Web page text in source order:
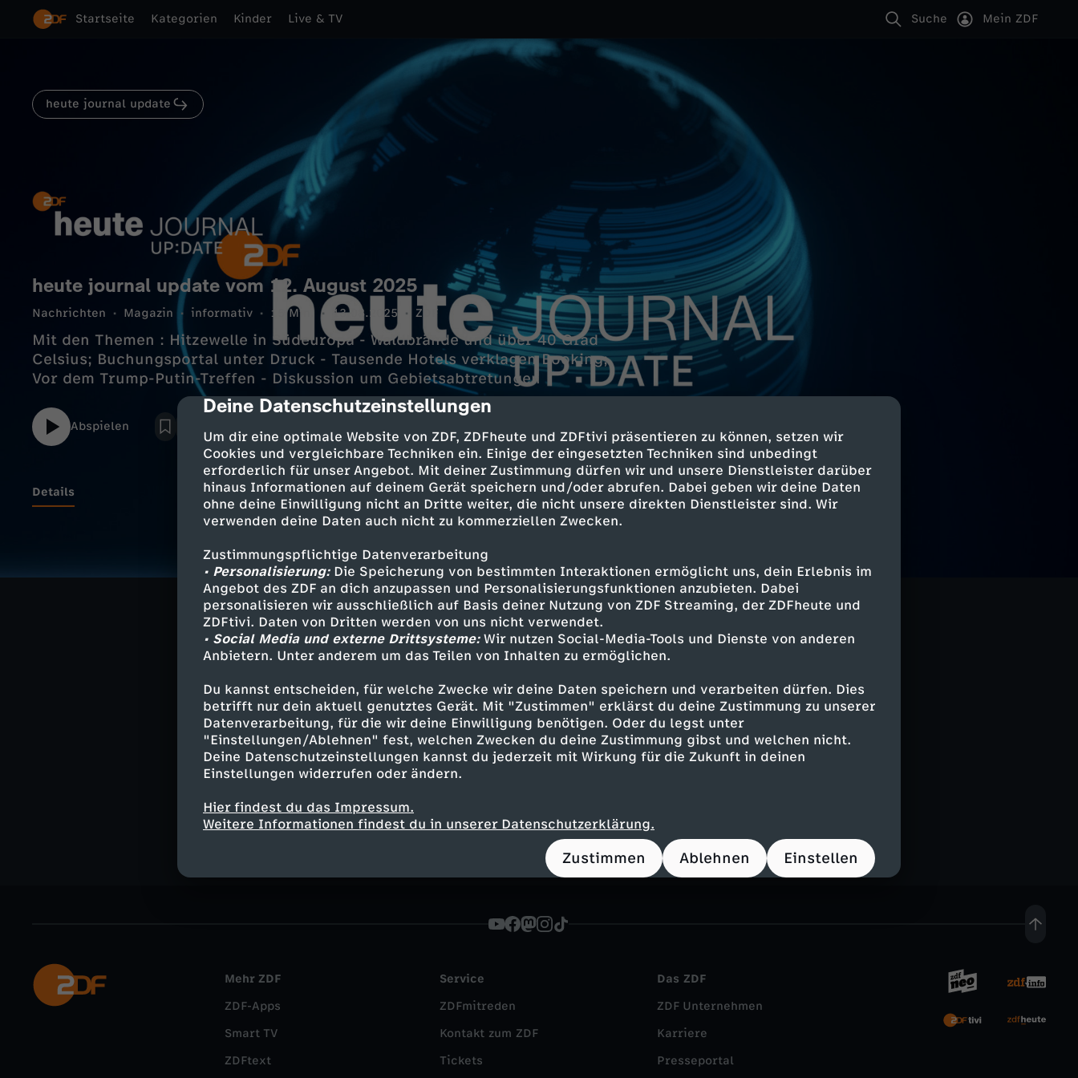
cmp-dialog-description
Deine Datenschutzeinstellungen
Um dir eine optimale Website von ZDF, ZDFheute und ZDFtivi präsentieren zu können, setzen wir
Cookies und vergleichbare Techniken ein. Einige der eingesetzten Techniken sind unbedingt
erforderlich für unser Angebot. Mit deiner Zustimmung dürfen wir und unsere Dienstleister darüber
hinaus Informationen auf deinem Gerät speichern und/oder abrufen. Dabei geben wir deine Daten
ohne deine Einwilligung nicht an Dritte weiter, die nicht unsere direkten Dienstleister sind. Wir
verwenden deine Daten auch nicht zu kommerziellen Zwecken.
Zustimmungspflichtige Datenverarbeitung
• Personalisierung:Die Speicherung von bestimmten Interaktionen ermöglicht uns, dein Erlebnis im
Angebot des ZDF an dich anzupassen und Personalisierungsfunktionen anzubieten. Dabei
personalisieren wir ausschließlich auf Basis deiner Nutzung von ZDF Streaming, der ZDFheute und
ZDFtivi. Daten von Dritten werden von uns nicht verwendet.
• Social Media und externe Drittsysteme:Wir nutzen Social-Media-Tools und Dienste von anderen
Anbietern. Unter anderem um das Teilen von Inhalten zu ermöglichen.
Du kannst entscheiden, für welche Zwecke wir deine Daten speichern und verarbeiten dürfen. Dies
betrifft nur dein aktuell genutztes Gerät. Mit "Zustimmen" erklärst du deine Zustimmung zu unserer
Datenverarbeitung, für die wir deine Einwilligung benötigen. Oder du legst unter
"Einstellungen/Ablehnen" fest, welchen Zwecken du deine Zustimmung gibst und welchen nicht.
Deine Datenschutzeinstellungen kannst du jederzeit mit Wirkung für die Zukunft in deinen
Einstellungen widerrufen oder ändern.
Hier findest du das Impressum.
Weitere Informationen findest du in unserer Datenschutzerklärung.
Zustimmen Ablehnen Einstellen
Startseite Kategorien Kinder Live & TV Suche Mein ZDF
heute journal update
heute journal update vom 12. August 2025
Nachrichten Magazin informativ 15 Min. 13.08.2025 ZDF
Mit den Themen : Hitzewelle in Südeuropa - Waldbrände und über 40 Grad
Celsius; Buchungsportal unter Druck - Tausende Hotels verklagen Booking;
Vor dem Trump-Putin-Treffen - Diskussion um Gebietsabtretungen
Abspielen
Details
Hitzewelle in Südeuropa
Waldbrände und über 40 Grad Celsius
Buchungsportal unter Druck
Tausende Hotels verklagen Booking
Vor dem Trump-Putin-Treffen
Diskussion um Gebietsabtretungen
Ähnliche Inhalte entdecken
Nachrichten
Mehr ZDF
ZDF-Apps
Smart TV
ZDFtext
Service
ZDFmitreden
Kontakt zum ZDF
Tickets
Das ZDF
ZDF Unternehmen
Karriere
Presseportal